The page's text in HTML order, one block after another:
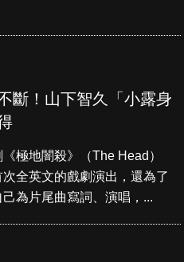
斷！山下智久「小露身
極地闇殺》（The Head）
全英文的戲劇演出，還為了
為片尾曲寫詞、演唱，...